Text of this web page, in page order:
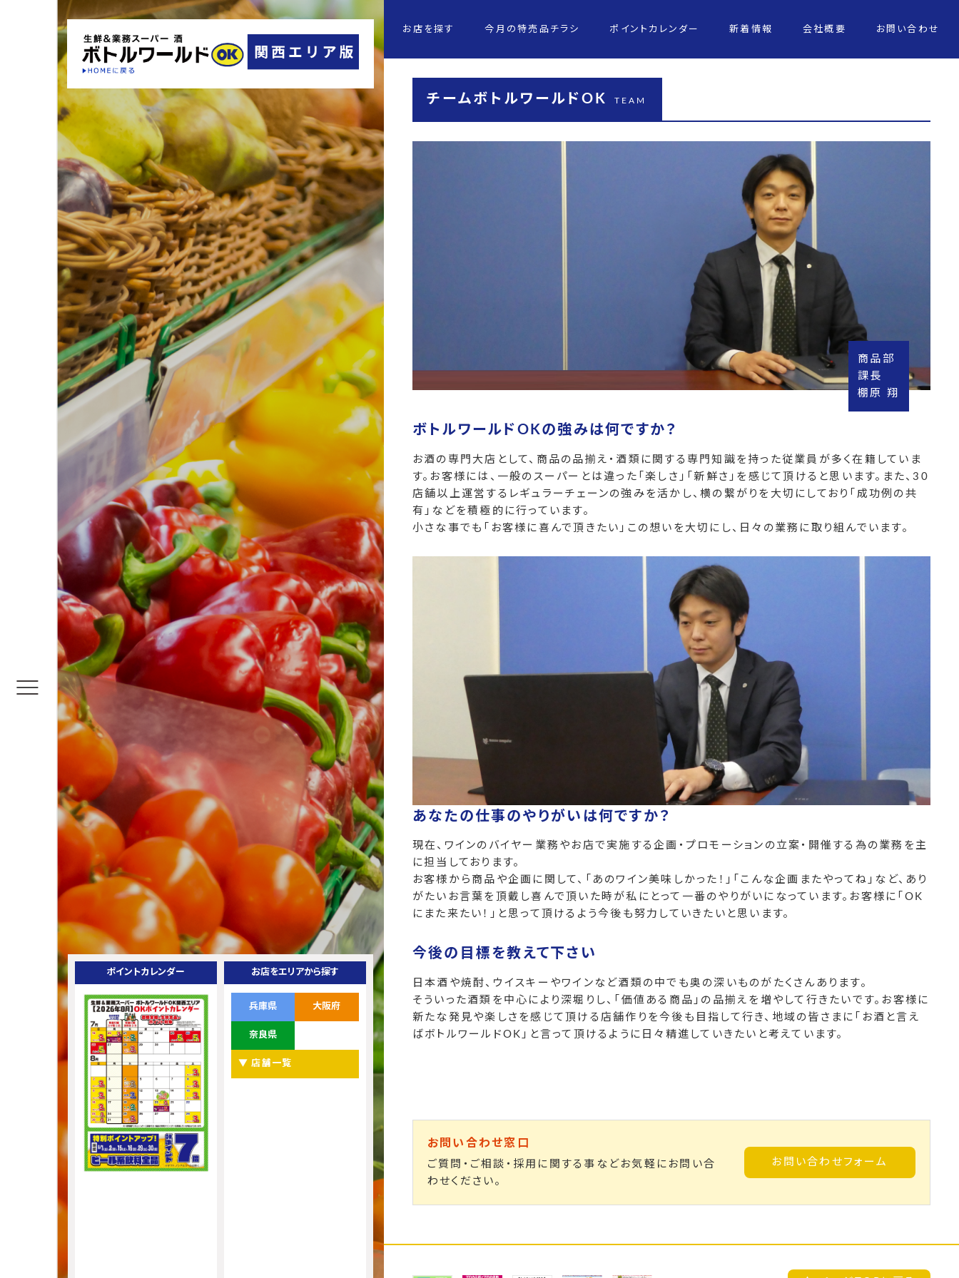
ポイントカレンダー お店をエリアから探す
兵庫県 大阪府
奈良県
▼ 店舗一覧
お店を探す 今月の特売品チラシ ポイントカレンダー 新着情報 会社概要 お問い合わせ
チームボトルワールドOK TEAM
商品部
課長
棚原 翔
ボトルワールドOKの強みは何ですか？
お酒の専門大店として、商品の品揃え・酒類に関する専門知識を持った従業員が多く在籍していま
す。お客様には、一般のスーパーとは違った「楽しさ」「新鮮さ」を感じて頂けると思います。また、30
店舗以上運営するレギュラーチェーンの強みを活かし、横の繋がりを大切にしており「成功例の共
有」などを積極的に行っています。
小さな事でも「お客様に喜んで頂きたい」この想いを大切にし、日々の業務に取り組んでいます。
あなたの仕事のやりがいは何ですか？
現在、ワインのバイヤー業務やお店で実施する企画・プロモーションの立案・開催する為の業務を主
に担当しております。
お客様から商品や企画に関して、「あのワイン美味しかった！」「こんな企画またやってね」など、あり
がたいお言葉を頂戴し喜んで頂いた時が私にとって一番のやりがいになっています。お客様に「OK
にまた来たい！」と思って頂けるよう今後も努力していきたいと思います。
今後の目標を教えて下さい
日本酒や焼酎、ウイスキーやワインなど酒類の中でも奥の深いものがたくさんあります。
そういった酒類を中心により深堀りし、「価値ある商品」の品揃えを増やして行きたいです。お客様に
新たな発見や楽しさを感じて頂ける店舗作りを今後も目指して行き、地域の皆さまに「お酒と言え
ばボトルワールドOK」と言って頂けるように日々精進していきたいと考えています。
お問い合わせ窓口
ご質問・ご相談・採用に関する事などお気軽にお問い合
わせください。
お問い合わせフォーム